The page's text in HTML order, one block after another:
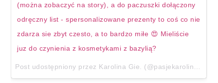
(można zobaczyć na story), a do paczuszki dołączony
odręczny list - spersonalizowane prezenty to coś co nie
zdarza sie zbyt czesto, a to bardzo miłe 😍 Mieliście
juz do czynienia z kosmetykami z bazylią?